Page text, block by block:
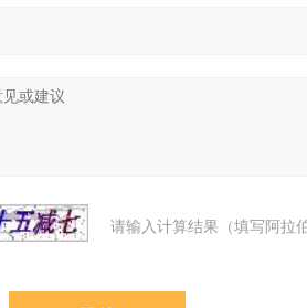
请输入计算结果（填写阿拉